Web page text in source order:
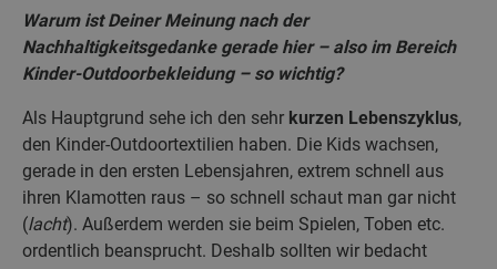
Warum ist Deiner Meinung nach der
Nachhaltigkeitsgedanke gerade hier – also im Bereich
Kinder-Outdoorbekleidung – so wichtig?
Als Hauptgrund sehe ich den sehr kurzen Lebenszyklus,
den Kinder-Outdoortextilien haben. Die Kids wachsen,
gerade in den ersten Lebensjahren, extrem schnell aus
ihren Klamotten raus – so schnell schaut man gar nicht
(lacht). Außerdem werden sie beim Spielen, Toben etc.
ordentlich beansprucht. Deshalb sollten wir bedacht